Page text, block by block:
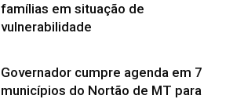
famílias em situação de
vulnerabilidade
Governador cumpre agenda em 7
municípios do Nortão de MT para